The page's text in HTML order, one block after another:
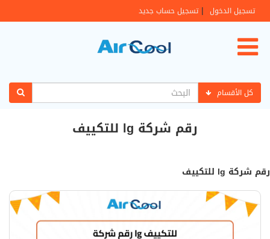
تسجيل الدخول | تسجيل حساب جديد
كل الأقسام
رقم شركة lg للتكييف
رقم شركة lg للتكييف